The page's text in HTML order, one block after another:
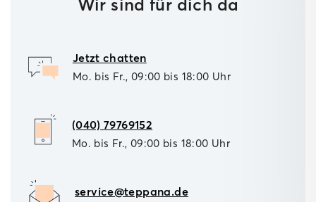
Wir sind für dich da
Jetzt chatten
Mo. bis Fr., 09:00 bis 18:00 Uhr
(040) 79769152
Mo. bis Fr., 09:00 bis 18:00 Uhr
service@teppana.de